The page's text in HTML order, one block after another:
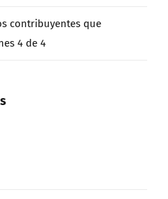
contribuyentes que
4 de 4